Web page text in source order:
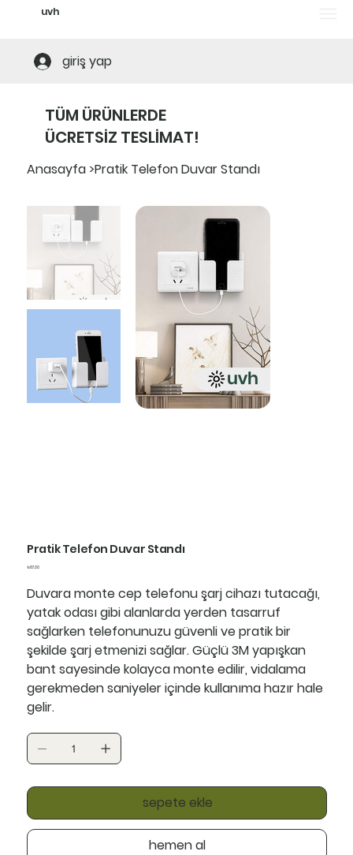
uvh
giriş yap
TÜM ÜRÜNLERDE
ÜCRETSİZ TESLİMAT!
Anasayfa >Pratik Telefon Duvar Standı
Pratik Telefon Duvar Standı
Fiyat
₺87,00
Duvara monte cep telefonu şarj cihazı tutacağı,
yatak odası gibi alanlarda yerden tasarruf
sağlarken telefonunuzu güvenli ve pratik bir
şekilde şarj etmenizi sağlar. Güçlü 3M yapışkan
bant sayesinde kolayca monte edilir, vidalama
gerekmeden saniyeler içinde kullanıma hazır hale
gelir.
sepete ekle
hemen al